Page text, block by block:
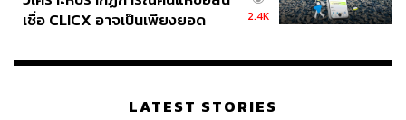
เชื่อ CLICX อาจเป็นเพียงยอด
เรือนไทยที่ถูกซุกไว้
2.4K
LATEST STORIES